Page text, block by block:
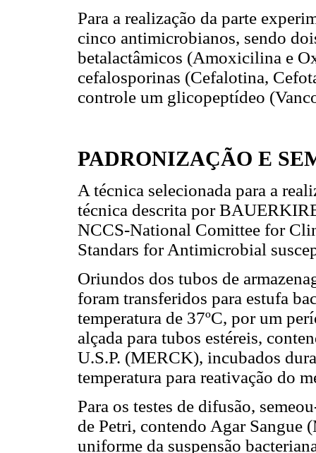
Para a realização da parte
cinco antimicrobianos, sendo
betalactâmicos (Amoxicilina e
cefalosporinas (Cefalotina,
controle um glicopeptídeo
PADRONIZAÇÃO E
A técnica selecionada para a
técnica descrita por
NCCS-National Comittee for
Standars for Antimicrobial
Oriundos dos tubos de
foram transferidos para estufa
temperatura de 37ºC, por um
alçada para tubos estéreis,
U.S.P. (MERCK), incubados
temperatura para reativação do
Para os testes de difusão,
de Petri, contendo Agar Sangue
uniforme da suspensão